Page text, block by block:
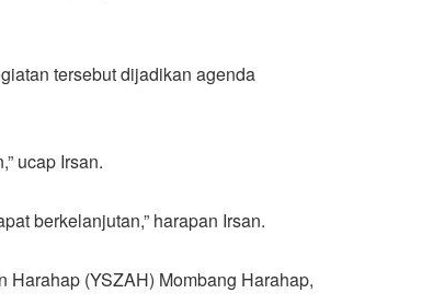
tersebut dijadikan agenda
ucap Irsan.
berkelanjutan,” harapan Irsan.
(YSZAH) Mombang Harahap,